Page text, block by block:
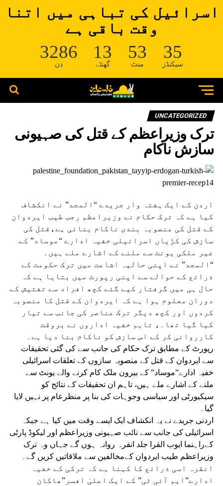
اسرائیل کی تباہی میں اتنا
وقت باقی ہے
3286
دن
13
گھنٹے
53
منٹ
35
سیکنڈز
UNCATEGORIZED
ترک وزیراعظم کے قتل کی صہیونی
سازش ناکام
اردن کے ایک ہفتہ وار جریدے “المجد” نے انکشاف
کیا ہے کہ ترک حکام نے وزیراعظم رجب طیب ایردوان
کے قتل کی منصوبہ بندی ناکام بنائی ہے،قتل کی
سازش کی کڑیاں اسرائیلی خفیہ ادارے “موساد” کے
غیر ملکی یونٹ سے ملنے کے اشارے ملے ہیں۔
“المجد” نے اپنی حالیہ اشاعت میں ترک حکومت کے
ذرائع کے حوالے سے اپنی رپورٹ میں بتایا ہے کہ
حال ہی میں گرفتار کیے گئے کچھ افراد سے تفتیش کے
دوران معلوم ہوا ہے کہ ایردوان کے قتل کا منصوبہ
کردوں اور کچھ دیگر ترک عناصر کی جانب سے تیار
کیا گیا تھا۔، تاہم خفیہ اداروں نے بروقت
کارروائی کر کے اس سازش کو ناکام بنا دیا ہے۔
رپورٹ کے مطابق ترک حکام کی جانب سے کی گئی تحقیقات
سے ایردوان کے قتل کے منصوبہ سازوں کے تعلقات اسرائیلی
خفیہ ادارے”موساد” کے بیرون ملک کام کرنے والے یونٹ سے
ملنے کے اشارے ملے ہیں، تاہم ان تحقیقات کے نتائج کو
سیکیورٹی اور سیاسی وجوہات کی بنا پر منظرعام پر نہیں لایا
گیا۔
اردنی جریدے نے یہ انکشاف ایک ایسے وقت میں کیا ہے جبکہ
اسرائیلی کی جانب سے نائب صہیونی وزیراعظم اور لیکوڈ پارٹی
کےراہنما ایوب القرا جلد انقرہ روانہ ہوں گے جہاں وہ ترک
وزیراعظم طیب ایردوان کےمخالفین سے ملاقاتیں کریں گے۔
انقرہ اسی ذرائع کا کہنا ہے کہ ترکی کے خفیہ
ادارے”ایم آئی ٹی” کے ایک اعلیٰ افسر”ھاکان